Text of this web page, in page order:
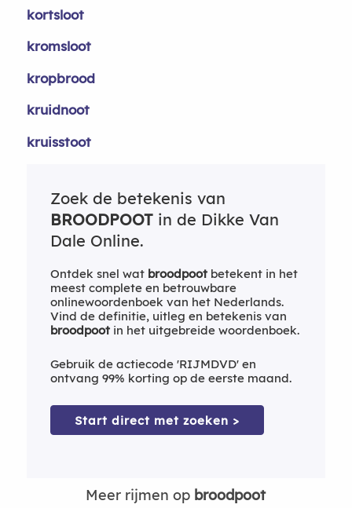
kortsloot
kromsloot
kropbrood
kruidnoot
kruisstoot
Zoek de betekenis van
BROODPOOTin de Dikke Van
Dale Online.
Ontdek snel wat broodpootbetekent in het
meest complete en betrouwbare
onlinewoordenboek van het Nederlands.
Vind de definitie, uitleg en betekenis van
broodpootin het uitgebreide woordenboek.
Gebruik de actiecode 'RIJMDVD' en
ontvang 99% korting op de eerste maand.
Start direct met zoeken >
Meer rijmen op broodpoot